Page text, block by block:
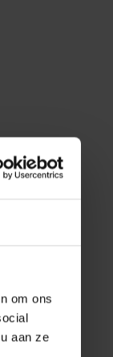
om ons
aan ze